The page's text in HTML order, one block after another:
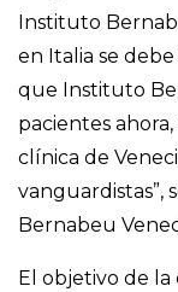
Instituto
en Italia se
que Instituto
pacientes
clínica de
vanguardistas”,
Bernabeu
El objetivo de